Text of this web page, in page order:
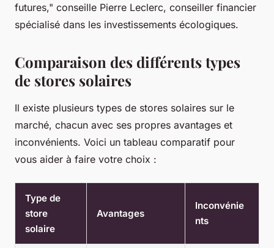
futures," conseille Pierre Leclerc, conseiller financier
spécialisé dans les investissements écologiques.
Comparaison des différents types
de stores solaires
Il existe plusieurs types de stores solaires sur le
marché, chacun avec ses propres avantages et
inconvénients. Voici un tableau comparatif pour
vous aider à faire votre choix :
Type de
store
solaire
Avantages
Inconvénie
nts